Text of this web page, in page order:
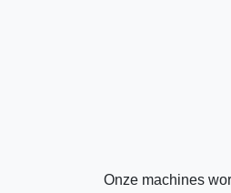
Onze machines